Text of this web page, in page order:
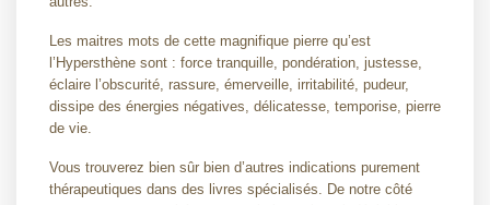
Les maitres mots de cette magnifique pierre qu’est
l’Hypersthène sont : force tranquille, pondération, justesse,
éclaire l’obscurité, rassure, émerveille, irritabilité, pudeur,
dissipe des énergies négatives, délicatesse, temporise, pierre
de vie.
Vous trouverez bien sûr bien d’autres indications purement
thérapeutiques dans des livres spécialisés. De notre côté